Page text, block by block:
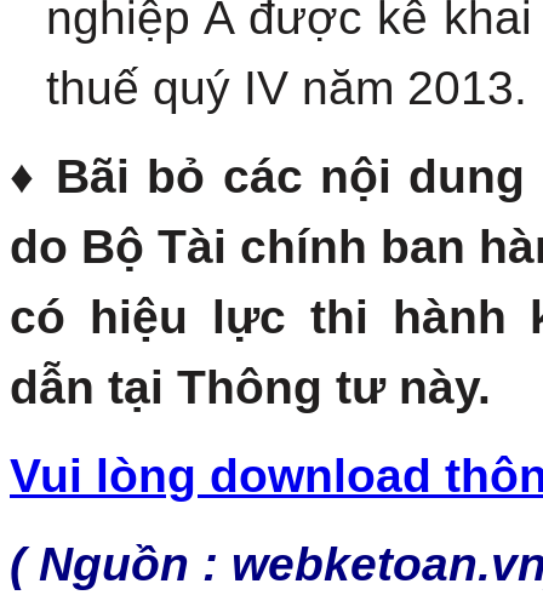
nghiệp A được kê
thuế quý IV năm 2013.
♦ Bãi bỏ các nội
do Bộ Tài chính ban
có hiệu lực thi hành
dẫn tại Thông tư này.
Vui lòng download
( Nguồn :